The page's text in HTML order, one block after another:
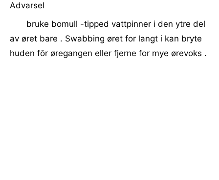
Advarsel
bruke bomull -tipped vattpinner i den ytre del
av øret bare . Swabbing øret for langt i kan bryte
huden fôr øregangen eller fjerne for mye ørevoks .